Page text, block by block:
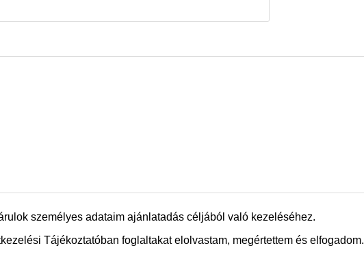
személyes adataim ajánlatadás céljából való kezeléséhez.
Tájékoztatóban foglaltakat elolvastam, megértettem és elfogadom.